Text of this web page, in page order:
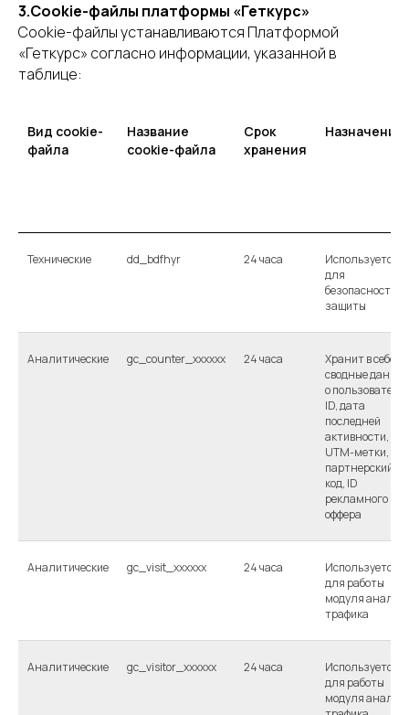
3.Cookie-файлы платформы «Геткурс»
Cookie-файлы устанавливаются Платформой
«Геткурс» согласно информации, указанной в
таблице:
Вид cookie-
файла
Название
cookie-файла
Срок
хранения
Назначение
Технические dd_bdfhyr 24 часа
Используется
для
безопасности и
защиты
Аналитические gc_counter_xxxxxx 24 часа
Хранит в себе
сводные данные
о пользователе:
ID, дата
последней
активности, ID
UTM-метки,
партнерский
код, ID
рекламного
оффера
Аналитические gc_visit_xxxxxx 24 часа
Используется
для работы
модуля
трафика
Аналитические gc_visitor_xxxxxx 24 часа
Используется
для работы
модуля